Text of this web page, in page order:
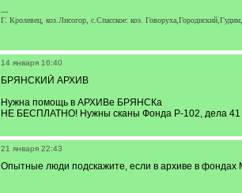
---
Г. Кролевец, коз.Лисогор, с.Спасское: коз.
14 января 16:40
БРЯНСКИЙ АРХИВ
Нужна помощь в АРХИВе БРЯНСКа
НЕ БЕСПЛАТНО! Нужны сканы Фонда Р-102, дела 41
21 января 22:43
Опытные люди подскажите, если в архиве в фондах